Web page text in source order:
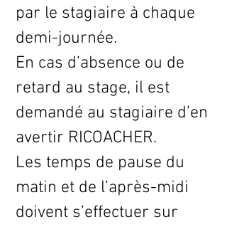
par le stagiaire à chaque
demi-journée.
En cas d’absence ou de
retard au stage, il est
demandé au stagiaire d’en
avertir RICOACHER.
Les temps de pause du
matin et de l’après-midi
doivent s’effectuer sur